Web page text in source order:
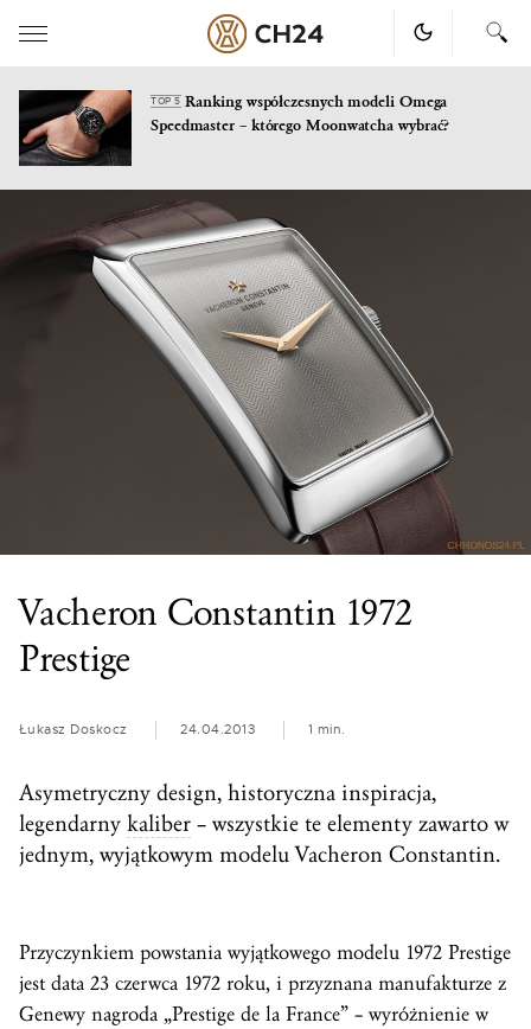
content
TOP 5Ranking współczesnych modeli Omega
Speedmaster – którego Moonwatcha wybrać?
Vacheron Constantin 1972
Prestige
Łukasz Doskocz 24.04.2013 1 min.
Asymetryczny design, historyczna inspiracja,
legendarny kaliber – wszystkie te elementy zawarto w
jednym, wyjątkowym modelu Vacheron Constantin.
Przyczynkiem powstania wyjątkowego modelu 1972 Prestige
jest data 23 czerwca 1972 roku, i przyznana manufakturze z
Genewy nagroda „Prestige de la France” – wyróżnienie w